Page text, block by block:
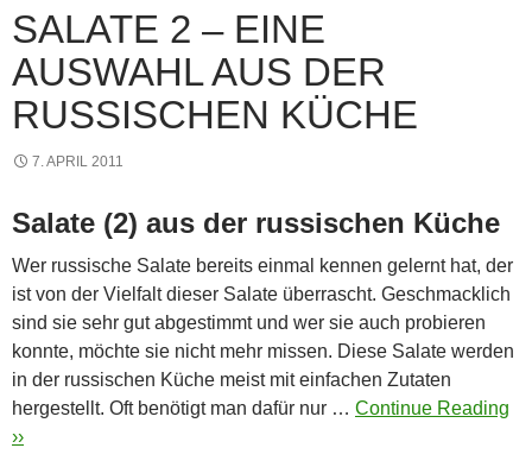
SALATE 2 – EINE
AUSWAHL AUS DER
RUSSISCHEN KÜCHE
7. APRIL 2011
Salate (2) aus der russischen Küche
Wer russische Salate bereits einmal kennen gelernt hat, der
ist von der Vielfalt dieser Salate überrascht. Geschmacklich
sind sie sehr gut abgestimmt und wer sie auch probieren
konnte, möchte sie nicht mehr missen. Diese Salate werden
in der russischen Küche meist mit einfachen Zutaten
hergestellt. Oft benötigt man dafür nur … Continue Reading
››